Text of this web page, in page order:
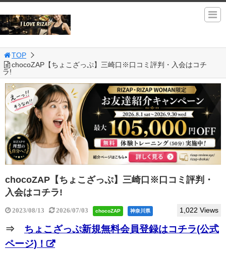
TOP
chocoZAP【ちょこざっぷ】三崎口※口コミ評判・入会はコチ
ラ!
chocoZAP【ちょこざっぷ】三崎口※口コミ評判・
入会はコチラ!
2023/08/13 2026/07/03 chocoZAP 神奈川県 1,022 Views
⇒ ちょこざっぷ新規無料会員登録はコチラ(公式
ページ)！